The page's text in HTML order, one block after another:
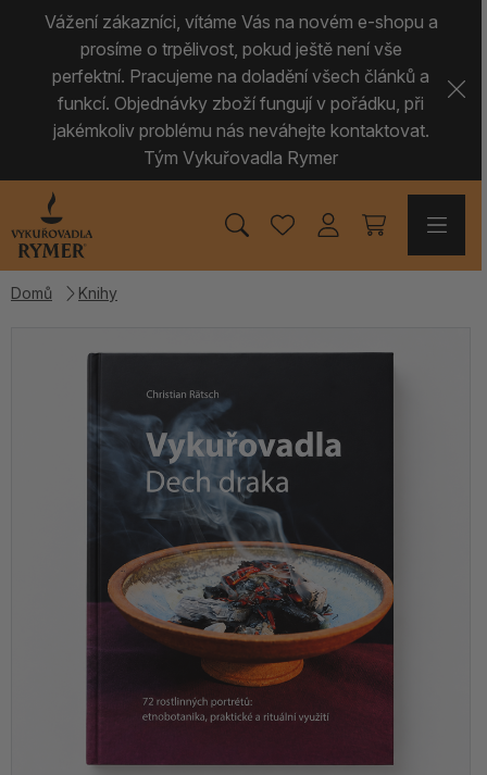
Vážení zákazníci, vítáme Vás na novém e-shopu a
prosíme o trpělivost, pokud ještě není vše
perfektní. Pracujeme na doladění všech článků a
funkcí. Objednávky zboží fungují v pořádku, při
jakémkoliv problému nás neváhejte kontaktovat.
Tým Vykuřovadla Rymer
Domů Knihy